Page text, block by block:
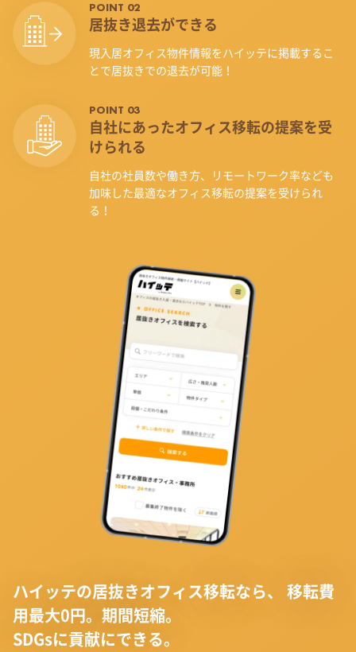
POINT 02
居抜き退去ができる
現入居オフィス物件情報をハイッテに掲載するこ
とで居抜きでの退去が可能！
POINT 03
自社にあったオフィス移転の提案を受
けられる
自社の社員数や働き方、リモートワーク率なども
加味した最適なオフィス移転の提案を受けられ
る！
ハイッテの居抜きオフィス移転なら、
移転費
用最大0円。期間短縮。
SDGsに貢献にできる。